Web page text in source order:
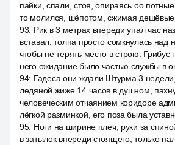
пайки, спали, стоя, опираясь оо
то молился, шёпотом, сжимая дешёвые
93: Рик в 3 метрах впереди упал час
вставал, толпа просто сомкнулась над
чтобы не терять место в строю. Грибус
него ожидание было частью службы в
94: Гадеса они ждали Штурма 3
ледяной жиже 14 часов в душном,
человеческим отчаянием коридоре
лёгкой разминкой, его поза была
95: Ноги на ширине плеч, руки за
в затылок впереди стоящего, только